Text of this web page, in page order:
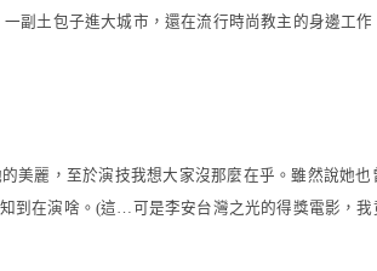
副土包子進大城市，還在流行時尚教主的身邊工
麗，至於演技我想大家沒那麼在乎。雖然說她
到在演啥。 (這… 可是李安台灣之光的得獎電影，